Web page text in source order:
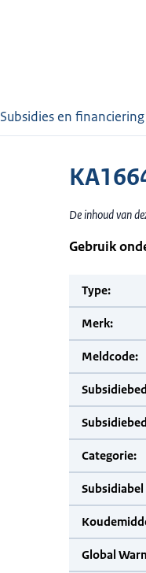
Subsidies en financiering
De inhoud van
Gebruik
Type:
Merk:
Meldcode:
Categorie:
Global